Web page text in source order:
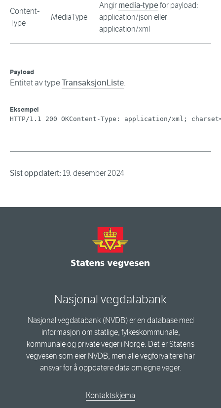
Content-
Type
MediaType
Angir media-type for payload:
application/json eller
application/xml
Payload
Entitet av typeTransaksjonListe.
Eksempel
HTTP/1.1 200 OKContent-Type: application/xml;
Sist oppdatert: 19. desember 2024
Nasjonal vegdatabank
Nasjonal vegdatabank (NVDB) er en database med
informasjon om statlige, fylkeskommunale,
kommunale og private veger i Norge. Det er Statens
vegvesen som eier NVDB, men alle vegforvaltere har
ansvar for å oppdatere data om egne veger.
Kontaktskjema